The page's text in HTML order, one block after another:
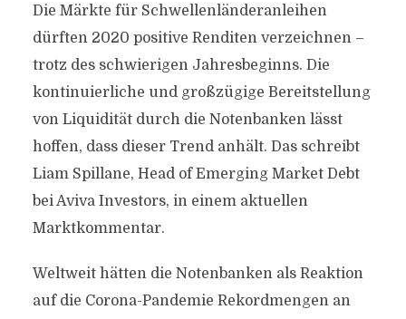
Die Märkte für Schwellenländeranleihen
dürften 2020 positive Renditen verzeichnen –
trotz des schwierigen Jahresbeginns. Die
kontinuierliche und großzügige Bereitstellung
von Liquidität durch die Notenbanken lässt
hoffen, dass dieser Trend anhält. Das schreibt
Liam Spillane, Head of Emerging Market Debt
bei Aviva Investors, in einem aktuellen
Marktkommentar.
Weltweit hätten die Notenbanken als Reaktion
auf die Corona-Pandemie Rekordmengen an